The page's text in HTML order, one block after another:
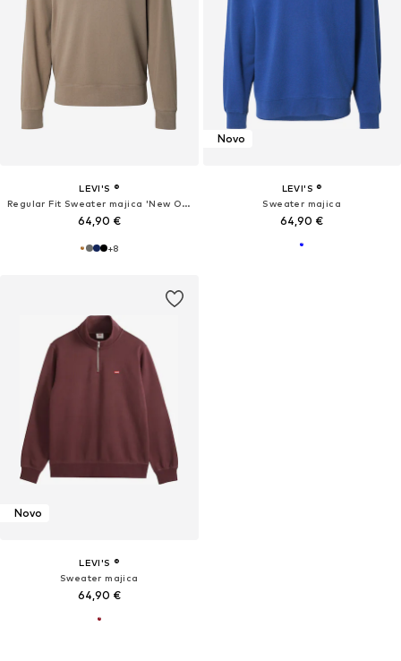
LEVI'S ®
Regular Fit Sweater majica 'New Original'
64,90 €
+8
Novo
LEVI'S ®
Sweater majica
64,90 €
Novo
LEVI'S ®
Sweater majica
64,90 €